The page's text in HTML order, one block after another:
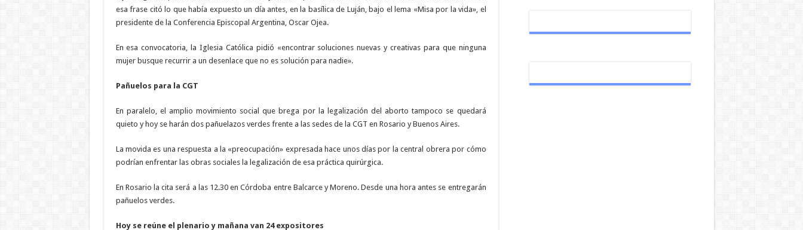
esa frase citó lo que había expuesto un día antes, en la basílica de Luján, bajo el lema «Misa por la vida», el
presidente de la Conferencia Episcopal Argentina, Oscar Ojea.
En esa convocatoria, la Iglesia Católica pidió «encontrar soluciones nuevas y creativas para que ninguna
mujer busque recurrir a un desenlace que no es solución para nadie».
Pañuelos para la CGT
En paralelo, el amplio movimiento social que brega por la legalización del aborto tampoco se quedará
quieto y hoy se harán dos pañuelazos verdes frente a las sedes de la CGT en Rosario y Buenos Aires.
La movida es una respuesta a la «preocupación» expresada hace unos días por la central obrera por cómo
podrían enfrentar las obras sociales la legalización de esa práctica quirúrgica.
En Rosario la cita será a las 12.30 en Córdoba entre Balcarce y Moreno. Desde una hora antes se entregarán
pañuelos verdes.
Hoy se reúne el plenario y mañana van 24 expositores